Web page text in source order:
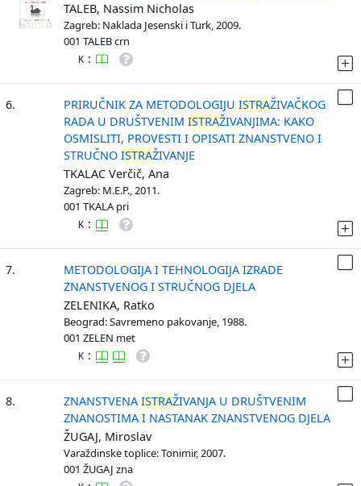
TALEB, Nassim Nicholas
Zagreb: Naklada Jesenski i Turk, 2009.
001 TALEB crn
K :
6. PRIRUČNIK ZA METODOLOGIJU ISTRAŽIVAČKOG
RADA U DRUŠTVENIM ISTRAŽIVANJIMA: KAKO
OSMISLITI, PROVESTI I OPISATI ZNANSTVENO I
STRUČNO ISTRAŽIVANJE
TKALAC Verčič, Ana
Zagreb: M.E.P., 2011.
001 TKALA pri
K :
7.
METODOLOGIJA I TEHNOLOGIJA IZRADE
ZNANSTVENOG I STRUČNOG DJELA
ZELENIKA, Ratko
Beograd: Savremeno pakovanje, 1988.
001 ZELEN met
K :
8. ZNANSTVENA ISTRAŽIVANJA U DRUŠTVENIM
ZNANOSTIMA I NASTANAK ZNANSTVENOG DJELA
ŽUGAJ, Miroslav
Varaždinske toplice: Tonimir, 2007.
001 ŽUGAJ zna